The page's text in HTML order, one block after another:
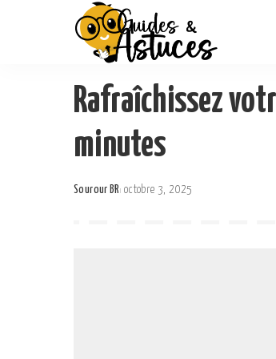
Rafraîchissez
minutes
Sourour BR octobre 3, 2025